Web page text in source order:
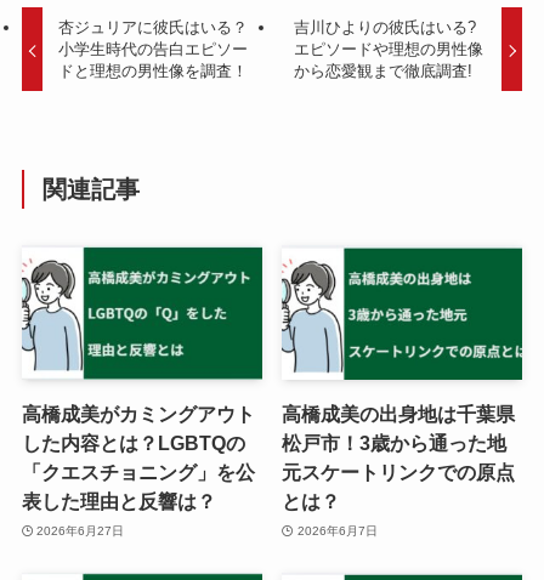
杏ジュリアに彼氏はいる？
小学生時代の告白エピソー
ドと理想の男性像を調査！
吉川ひよりの彼氏はいる?
エピソードや理想の男性像
から恋愛観まで徹底調査!
関連記事
高橋成美がカミングアウト
した内容とは？LGBTQの
「クエスチョニング」を公
表した理由と反響は？
2026年6月27日
高橋成美の出身地は千葉県
松戸市！3歳から通った地
元スケートリンクでの原点
とは？
2026年6月7日